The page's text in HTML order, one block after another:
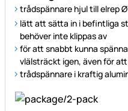
trådspännare hjul till elrep
lätt att sätta in i befintliga
behöver inte klippas av
för att snabbt kunna
vlälsträckt igen, även för
trådspännare i kraftig